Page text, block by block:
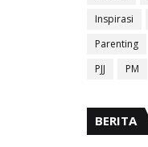
Inspirasi
Parenting
PJJ
PM
BERITA